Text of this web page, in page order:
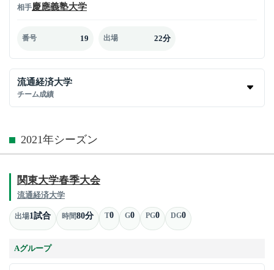
相手慶應義塾大学
番号 19 出場 22分
流通経済大学
チーム成績
2021年シーズン
関東大学春季大会
流通経済大学
出場1試合 時間80分 T0 G0 PG0 DG0
Aグループ